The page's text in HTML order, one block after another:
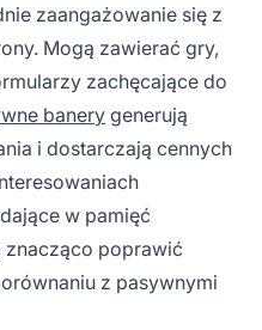
zaangażowanie się z
Mogą zawierać gry,
zachęcające do
banerygenerują
i dostarczają cennych
w pamięć
poprawić
z pasywnymi